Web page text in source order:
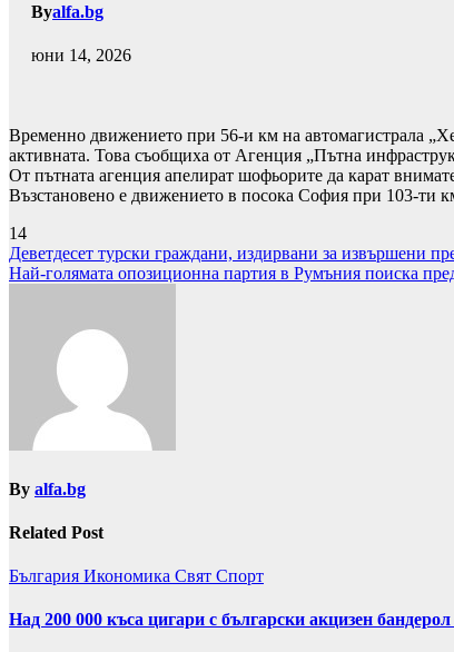
Byalfa.bg
юни 14, 2026
Временно движението при 56-и км на автомагистрала
активната. Това съобщиха от Агенция „Пътна
От пътната агенция апелират шофьорите да карат
Възстановено е движението в посока София при 103-ти
14
Навигация
Деветдесет турски граждани, издирвани за извършени
Най-голямата опозиционна партия в Румъния поиска
By alfa.bg
Related Post
България Икономика Свят Спорт
Над 200 000 къса цигари с български акцизен